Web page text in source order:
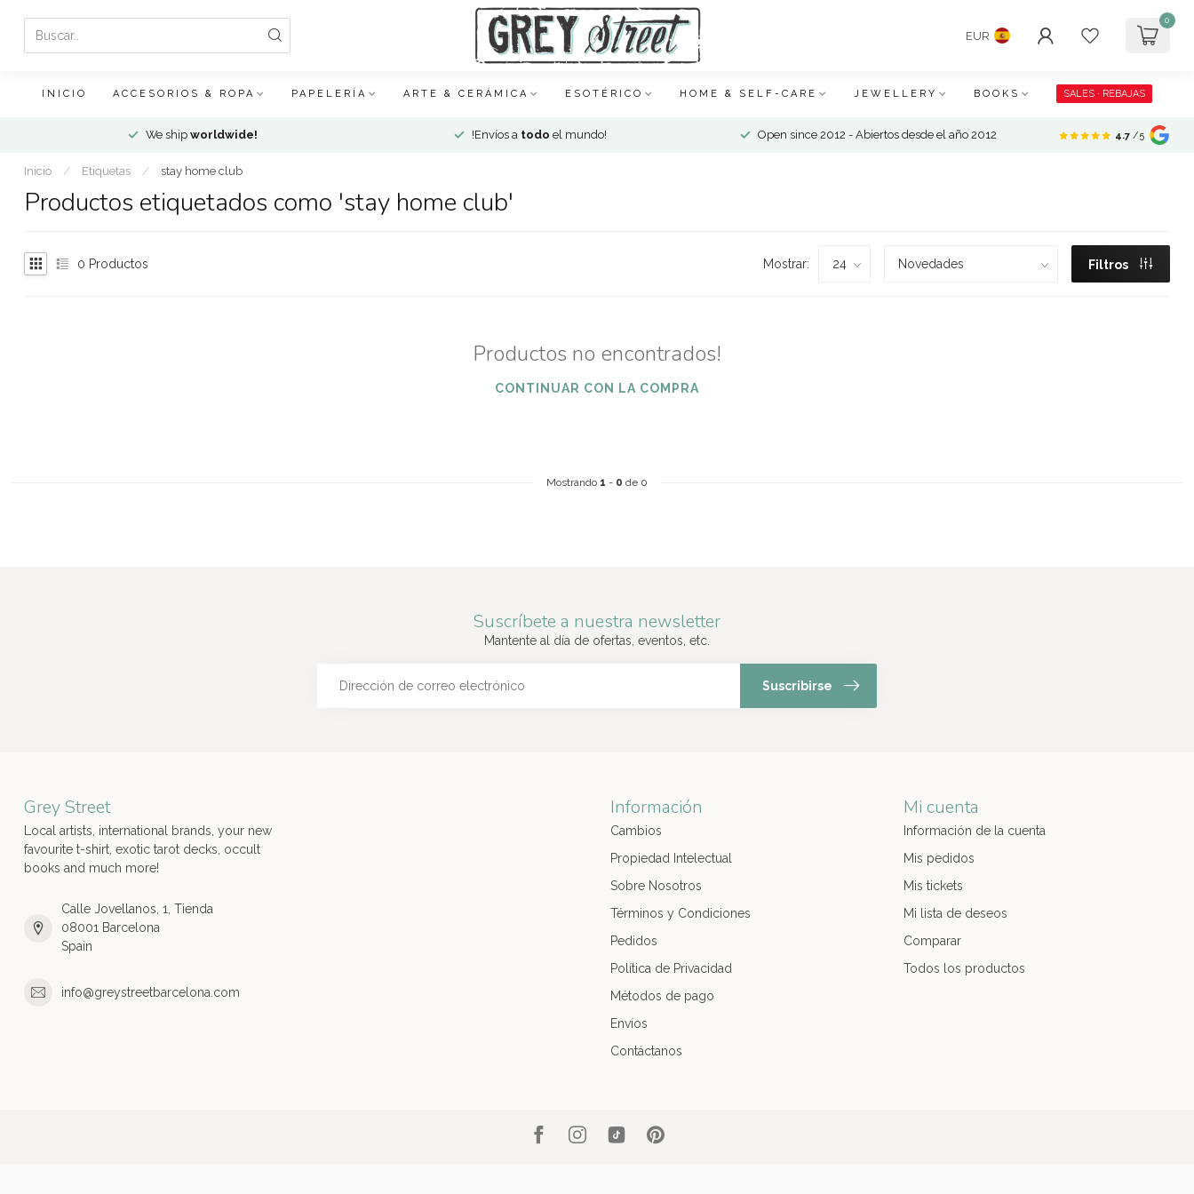
EUR
0
INICIO ACCESORIOS & ROPA PAPELERÍA ARTE & CERÁMICA ESOTÉRICO HOME & SELF-CARE JEWELLERY BOOKS SALES · REBAJAS
We ship worldwide! !Envíos a todo el mundo! Open since 2012 - Abiertos desde el año 2012 4.7 /5
Inicio / Etiquetas / stay home club
Productos etiquetados como 'stay home club'
0 Productos Mostrar: Filtros
Productos no encontrados!
CONTINUAR CON LA COMPRA
Mostrando 1 - 0 de 0
Suscríbete a nuestra newsletter
Mantente al día de ofertas, eventos, etc.
Suscribirse
Grey Street
Local artists, international brands, your new
favourite t-shirt, exotic tarot decks, occult
books and much more!
Calle Jovellanos, 1, Tienda
08001 Barcelona
Spain
info@greystreetbarcelona.com
Información
Cambios
Propiedad Intelectual
Sobre Nosotros
Términos y Condiciones
Pedidos
Política de Privacidad
Métodos de pago
Envíos
Contáctanos
Mi cuenta
Información de la cuenta
Mis pedidos
Mis tickets
Mi lista de deseos
Comparar
Todos los productos